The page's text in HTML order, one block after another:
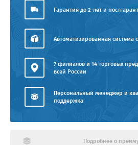
Гарантия до 2-лет и
Автоматизированная система
7 филиалов и 14 торговых
всей России
Персональный менеджер и
поддержка
Подробнее о